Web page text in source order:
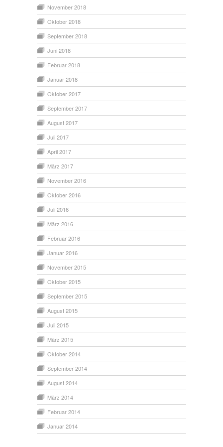
November 2018
Oktober 2018
September 2018
Juni 2018
Februar 2018
Januar 2018
Oktober 2017
September 2017
August 2017
Juli 2017
April 2017
März 2017
November 2016
Oktober 2016
Juli 2016
März 2016
Februar 2016
Januar 2016
November 2015
Oktober 2015
September 2015
August 2015
Juli 2015
März 2015
Oktober 2014
September 2014
August 2014
März 2014
Februar 2014
Januar 2014